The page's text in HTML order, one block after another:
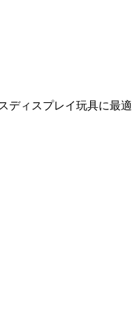
ディスプレイ玩具に最適